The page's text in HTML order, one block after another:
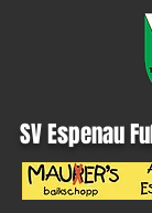
SV Espenau